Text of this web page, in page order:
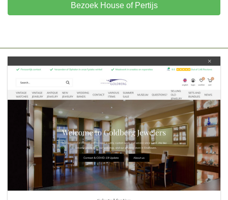
Bezoek House of Pertijs